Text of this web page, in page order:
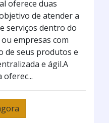
oferece duas
de atender a
serviços dentro do
empresas com
de seus produtos e
e ágil.A